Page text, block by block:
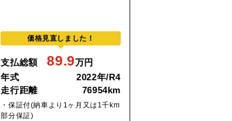
価格見直しました！
支払総額89.9万円
年式
2022年/R4
走行距離
76954km
・保証付(納車より1ヶ月又は1千km
部分保証)